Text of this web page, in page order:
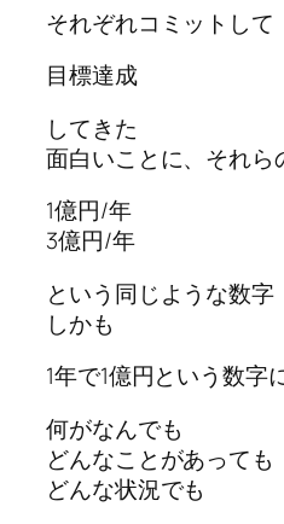
それぞれコミットして
目標達成
してきた
面白いことに、それら
1億円/年
3億円/年
という同じような数字
しかも
1年で1億円という数字
何がなんでも
どんなことがあっても
どんな状況でも